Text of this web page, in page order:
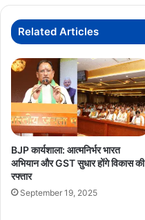
मौतRelated Articles
BJP कार्यशाला: आत्मनिर्भर भारत
अभियान और GST सुधार होंगे विकास की
रफ्तार
September 19, 2025